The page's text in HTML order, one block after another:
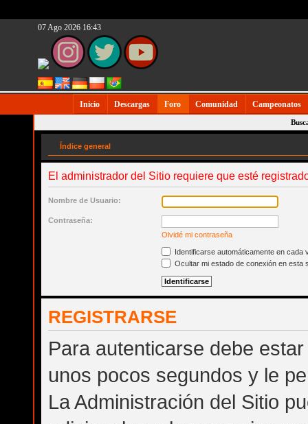
07 Ago 2026 16:43
Inicio Descargas Foro Comunidad Campeonatos
Índice general
El administrador del Sitio requiere que esté
Nombre de Usuario:
Contraseña:
Olvidé mi contraseña
Identificarse automáticamente en cada
Ocultar mi estado de conexión en esta
REGISTRARSE
Para autenticarse debe
unos pocos segundos y le
La Administración del Sitio